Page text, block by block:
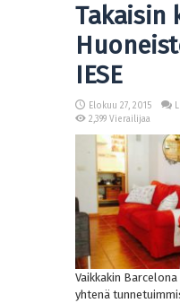
Takaisin
IESE
Elokuu 27, 2015
2,399 Vierailijaa
Vaikkakin
yhtenä